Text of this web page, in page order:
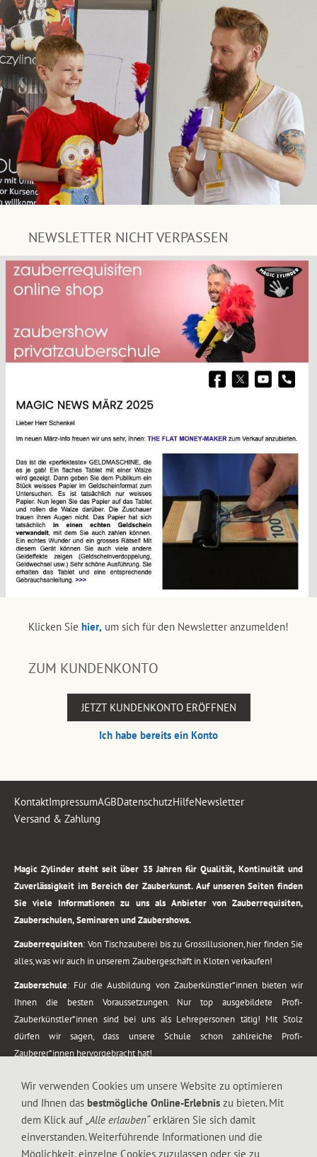
NEWSLETTER NICHT VERPASSEN
Klicken Sie hier, um sich für den Newsletter anzumelden!
ZUM KUNDENKONTO
JETZT KUNDENKONTO ERÖFFNEN
Ich habe bereits ein Konto
KontaktImpressumAGBDatenschutzHilfeNewsletter
Versand & Zahlung
Magic Zylinder steht seit über 35 Jahren für Qualität, Kontinuität und
Zuverlässigkeit im Bereich der Zauberkunst. Auf unseren Seiten finden
Sie viele Informationen zu uns als Anbieter von Zauberrequisiten,
Zauberschulen, Seminaren und Zaubershows.
Zauberrequisiten: Von Tischzauberei bis zu Grossillusionen, hier finden Sie
alles, was wir auch in unserem Zaubergeschäft in Kloten verkaufen!
Zauberschule: Für die Ausbildung von Zauberkünstler*innen bieten wir
Ihnen die besten Voraussetzungen. Nur top ausgebildete Profi-
Zauberkünstler*innen sind bei uns als Lehrepersonen tätig! Mit Stolz
dürfen wir sagen, dass unsere Schule schon zahlreiche Profi-
Zauberer*innen hervorgebracht hat!
vom Kinderprogramm bis zur Tischzauberei. Lassen Sie sich faszinieren von
meiner Zauber-Sprech-Show, angerührt mit sprachlichen Sequenzen,
gewürzt mit Gags und visuellen Illusionen wie Kaninchen, Vasen, Seilen,
Wir verwenden Cookies um unsere Website zu optimieren
und Ihnen das bestmögliche Online-Erlebnis zu bieten. Mit
dem Klick auf „Alle erlauben“erklären Sie sich damit
einverstanden. Weiterführende Informationen und die
Möglichkeit, einzelne Cookies zuzulassen oder sie zu